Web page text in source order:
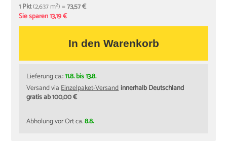
1 Pkt(2,637 m²) =73,57 €
Sie sparen 13,19 €
In den Warenkorb
Lieferung ca.:11.8. bis 13.8.
Versand viaEinzelpaket-Versandinnerhalb Deutschland
gratis ab 100,00 €
Abholung vor Ort ca.8.8.